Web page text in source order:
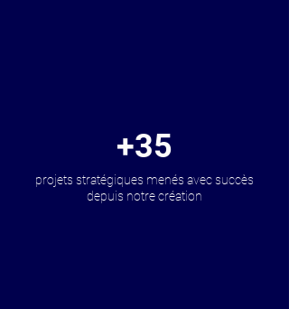
+35
projets stratégiques menés avec succès
depuis notre création